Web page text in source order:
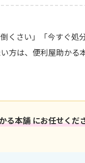
くさい」「今すぐ処
方は、便利屋助かる
る本舗 にお任せくだ